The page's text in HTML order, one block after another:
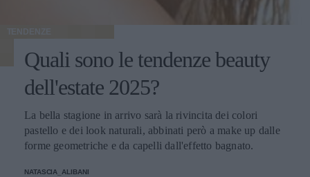
TENDENZE
Quali sono le tendenze beauty
dell'estate 2025?
La bella stagione in arrivo sarà la rivincita dei colori
pastello e dei look naturali, abbinati però a make up dalle
forme geometriche e da capelli dall'effetto bagnato.
NATASCIA_ALIBANI